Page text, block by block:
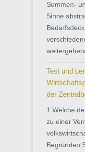
Summen-
Sinne
Test und
der
1 Welche
zu einer
Begründen